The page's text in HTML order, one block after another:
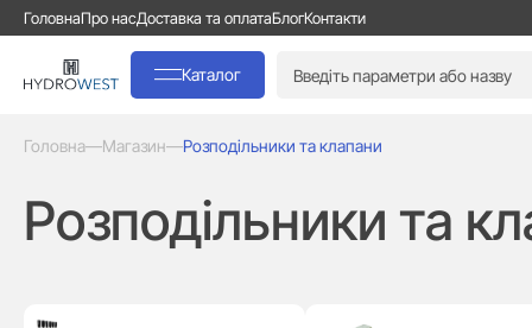
ГоловнаПро насДоставка та оплатаБлогКонтакти
Каталог
Головна—Магазин—Розподільники та клапани
Розподільники та